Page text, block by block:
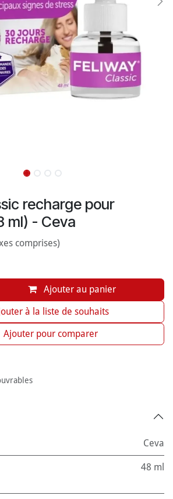
recharge pour
ml) - Ceva
comprises)
Ajouter au panier
Ajouter pour comparer
à la liste de souhaits
Ceva
48 ml